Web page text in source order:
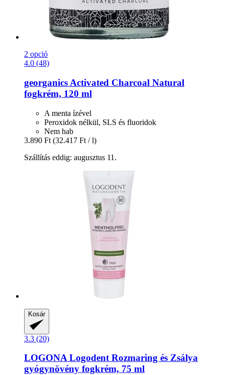
2 opció
4.0 (48)
georganicsActivated Charcoal Natural
fogkrém, 120 ml
A menta ízével
Peroxidok nélkül, SLS és fluoridok
Nem hab
3.890 Ft (32.417 Ft / l)
Szállítás eddig: augusztus 11.
Kosár
3.3 (20)
LOGONALogodent Rozmaring és Zsálya
gyógynövény fogkrém, 75 ml